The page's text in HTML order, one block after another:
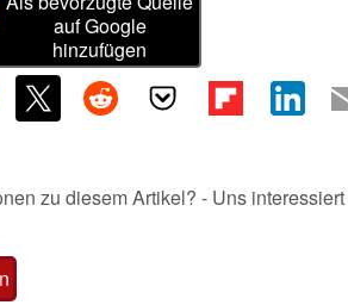
auf Google
hinzufügen
zu diesem Artikel? - Uns